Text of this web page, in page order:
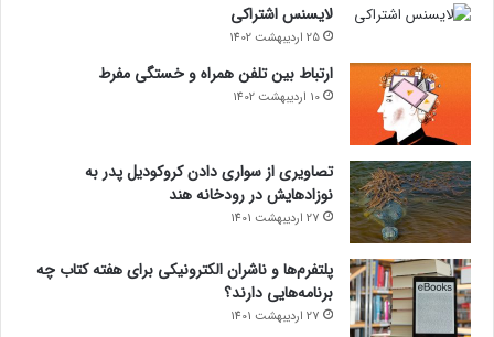
لایسنس اشتراکی
25 اردیبهشت 1402
ارتباط بین تلفن همراه و خستگی مفرط
10 اردیبهشت 1402
تصاویری از سواری دادن کروکودیل پدر به
نوزادهایش در رودخانه هند
27 اردیبهشت 1401
پلتفرم‌ها و ناشران الکترونیکی برای هفته کتاب چه
برنامه‌هایی دارند؟
27 اردیبهشت 1401